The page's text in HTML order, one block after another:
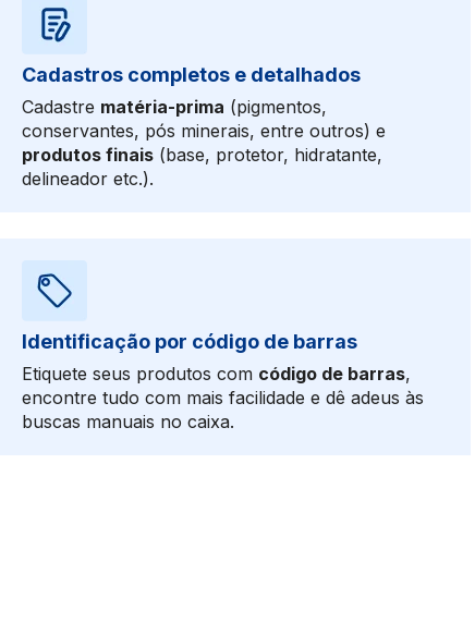
Cadastros completos e detalhados
Cadastre matéria-prima (pigmentos,
conservantes, pós minerais, entre outros) e
produtos finais (base, protetor, hidratante,
delineador etc.).
Identificação por código de barras
Etiquete seus produtos com código de barras,
encontre tudo com mais facilidade e dê adeus às
buscas manuais no caixa.